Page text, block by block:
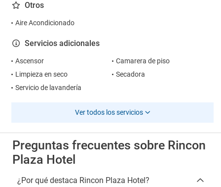
Otros
Aire Acondicionado
Servicios adicionales
Ascensor
Camarera de piso
Limpieza en seco
Secadora
Servicio de lavandería
Ver todos los servicios
Preguntas frecuentes sobre Rincon
Plaza Hotel
¿Por qué destaca Rincon Plaza Hotel?